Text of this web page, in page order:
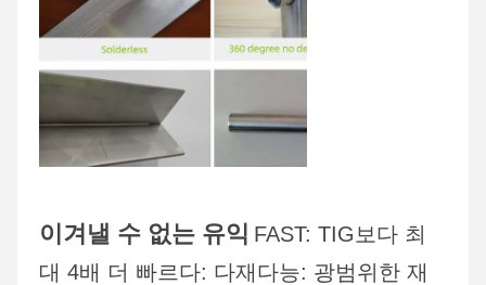
이겨낼 수 없는 유익 FAST: TIG보다 최
대 4배 더 빠르다: 다재다능: 광범위한 재